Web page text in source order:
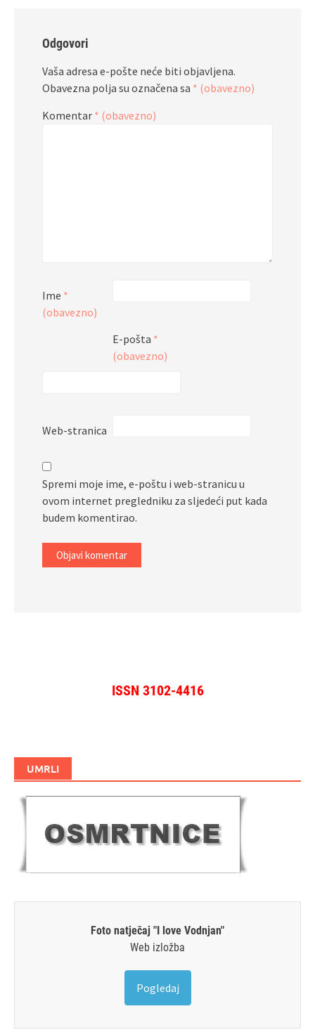
Odgovori
Vaša adresa e-pošte neće biti objavljena.
Obavezna polja su označena sa * (obavezno)
Komentar * (obavezno)
Ime *
(obavezno)
E-pošta *
(obavezno)
Web-stranica
Spremi moje ime, e-poštu i web-stranicu u
ovom internet pregledniku za sljedeći put kada
budem komentirao.
ISSN 3102-4416
UMRLI
Foto natječaj "I love Vodnjan"
Web izložba
Pogledaj